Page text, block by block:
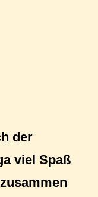
der
viel Spaß